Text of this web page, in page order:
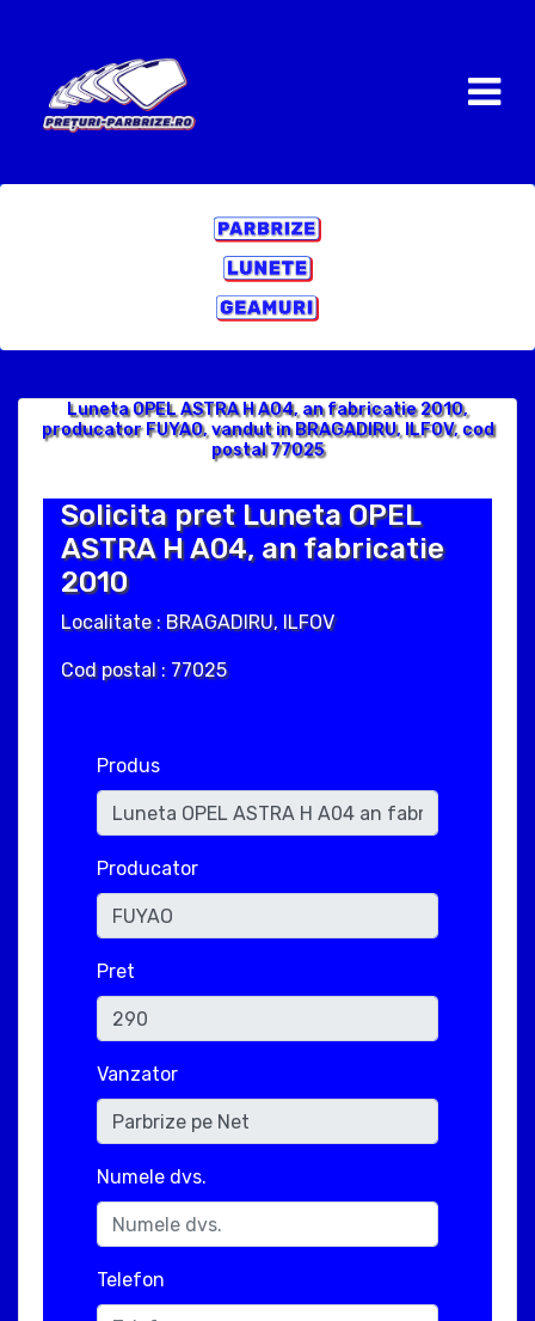
Luneta OPEL ASTRA H A04, an fabricatie 2010,
producator FUYAO, vandut in BRAGADIRU, ILFOV, cod
postal 77025
Solicita pret Luneta OPEL
ASTRA H A04, an fabricatie
2010
Localitate : BRAGADIRU, ILFOV
Cod postal : 77025
Produs
Producator
Pret
Vanzator
Numele dvs.
Telefon